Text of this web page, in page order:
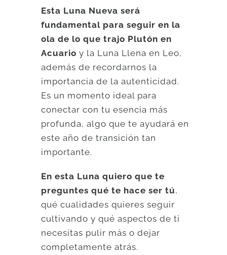
Esta Luna Nueva será
fundamental para seguir en la
ola de lo que trajo Plutón en
Acuario y la Luna Llena en Leo,
además de recordarnos la
importancia de la autenticidad.
Es un momento ideal para
conectar con tu esencia más
profunda, algo que te ayudará en
este año de transición tan
importante.
En esta Luna quiero que te
preguntes qué te hace ser tú,
qué cualidades quieres seguir
cultivando y qué aspectos de ti
necesitas pulir más o dejar
completamente atrás.